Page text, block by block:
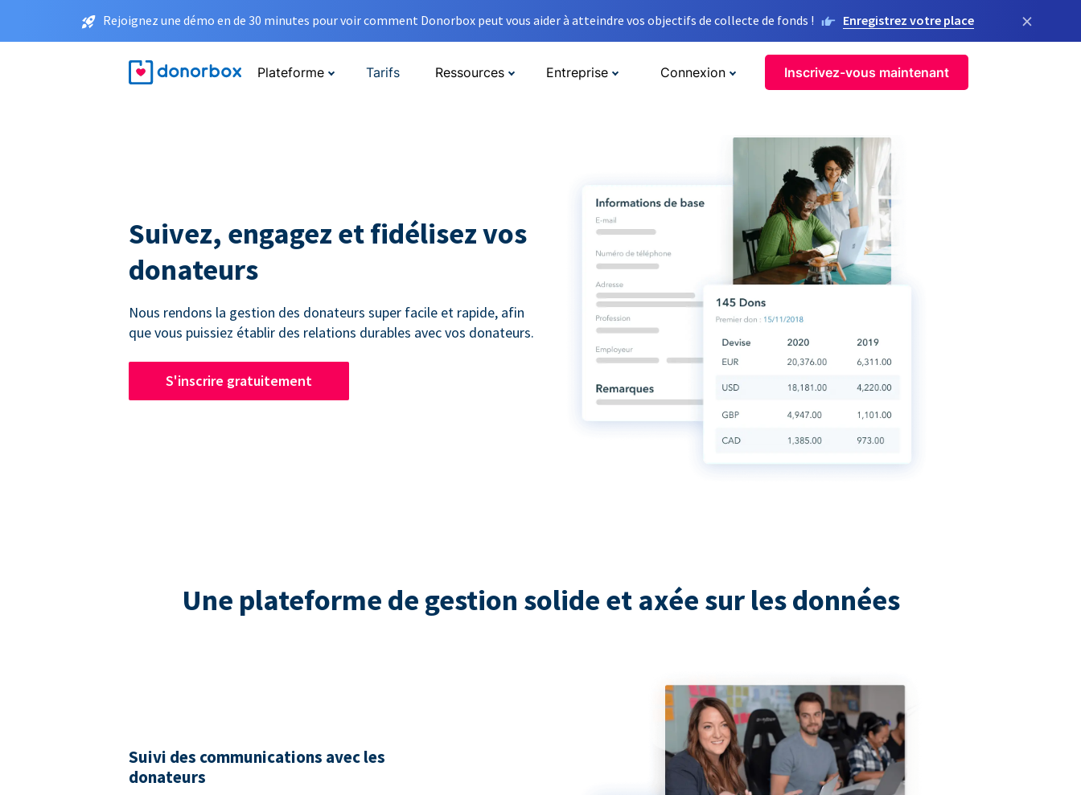
Rejoignez une démo en de 30 minutes pour voir comment Donorbox peut vous aider à atteindre vos objectifs de collecte de fonds ! Enregistrez votre place ×
Plateforme Tarifs Ressources Entreprise Connexion Inscrivez-vous maintenant
Suivez, engagez et fidélisez vos
donateurs
Nous rendons la gestion des donateurs super facile et rapide, afin
que vous puissiez établir des relations durables avec vos donateurs.
S'inscrire gratuitement
Une plateforme de gestion solide et axée sur les données
Suivi des communications avec les
donateurs